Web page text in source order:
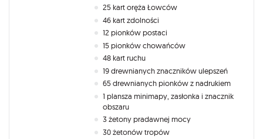
25 kart oręża Łowców
46 kart zdolności
12 pionków postaci
15 pionków chowańców
48 kart ruchu
19 drewnianych znaczników ulepszeń
65 drewnianych pionków z nadrukiem
1 plansza minimapy, zasłonka i znacznik
obszaru
3 żetony pradawnej mocy
30 żetonów tropów